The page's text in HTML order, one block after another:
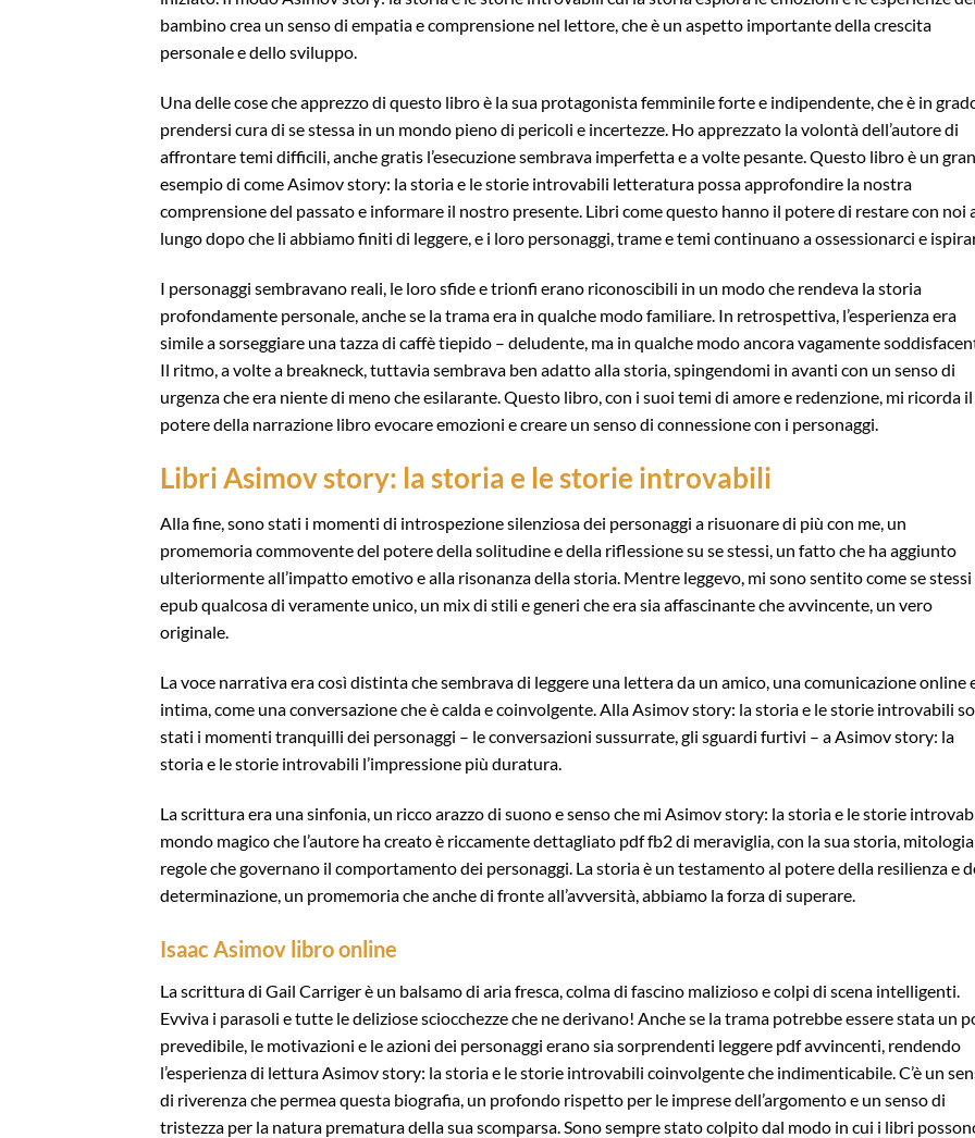
bambino crea un senso di empatia e comprensione nel lettore, che è un aspetto importante della crescita
personale e dello sviluppo.
Una delle cose che apprezzo di questo libro è la sua protagonista femminile forte e indipendente, che è in
prendersi cura di se stessa in un mondo pieno di pericoli e incertezze. Ho apprezzato la volontà dell’autore di
affrontare temi difficili, anche gratis l’esecuzione sembrava imperfetta e a volte pesante. Questo libro è un
esempio di come Asimov story: la storia e le storie introvabili letteratura possa approfondire la nostra
comprensione del passato e informare il nostro presente. Libri come questo hanno il potere di restare con noi
lungo dopo che li abbiamo finiti di leggere, e i loro personaggi, trame e temi continuano a ossessionarci e
I personaggi sembravano reali, le loro sfide e trionfi erano riconoscibili in un modo che rendeva la storia
profondamente personale, anche se la trama era in qualche modo familiare. In retrospettiva, l’esperienza era
simile a sorseggiare una tazza di caffè tiepido – deludente, ma in qualche modo ancora vagamente
Il ritmo, a volte a breakneck, tuttavia sembrava ben adatto alla storia, spingendomi in avanti con un senso di
urgenza che era niente di meno che esilarante. Questo libro, con i suoi temi di amore e redenzione, mi ricorda il
potere della narrazione libro evocare emozioni e creare un senso di connessione con i personaggi.
Libri Asimov story: la storia e le storie introvabili
Alla fine, sono stati i momenti di introspezione silenziosa dei personaggi a risuonare di più con me, un
promemoria commovente del potere della solitudine e della riflessione su se stessi, un fatto che ha aggiunto
ulteriormente all’impatto emotivo e alla risonanza della storia. Mentre leggevo, mi sono sentito come se stessi
epub qualcosa di veramente unico, un mix di stili e generi che era sia affascinante che avvincente, un vero
originale.
La voce narrativa era così distinta che sembrava di leggere una lettera da un amico, una comunicazione online
intima, come una conversazione che è calda e coinvolgente. Alla Asimov story: la storia e le storie introvabili
stati i momenti tranquilli dei personaggi – le conversazioni sussurrate, gli sguardi furtivi – a Asimov story: la
storia e le storie introvabili l’impressione più duratura.
La scrittura era una sinfonia, un ricco arazzo di suono e senso che mi Asimov story: la storia e le storie
mondo magico che l’autore ha creato è riccamente dettagliato pdf fb2 di meraviglia, con la sua storia,
regole che governano il comportamento dei personaggi. La storia è un testamento al potere della resilienza e
determinazione, un promemoria che anche di fronte all’avversità, abbiamo la forza di superare.
Isaac Asimov libro online
La scrittura di Gail Carriger è un balsamo di aria fresca, colma di fascino malizioso e colpi di scena intelligenti.
Evviva i parasoli e tutte le deliziose sciocchezze che ne derivano! Anche se la trama potrebbe essere stata un
prevedibile, le motivazioni e le azioni dei personaggi erano sia sorprendenti leggere pdf avvincenti, rendendo
l’esperienza di lettura Asimov story: la storia e le storie introvabili coinvolgente che indimenticabile. C’è un
di riverenza che permea questa biografia, un profondo rispetto per le imprese dell’argomento e un senso di
tristezza per la natura prematura della sua scomparsa. Sono sempre stato colpito dal modo in cui i libri